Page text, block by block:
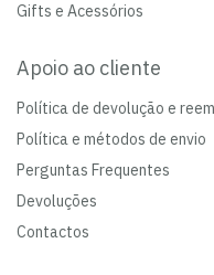
Gifts e Acessórios
Apoio ao cliente
Política de devolução e
Política e métodos de envio
Perguntas Frequentes
Devoluções
Contactos